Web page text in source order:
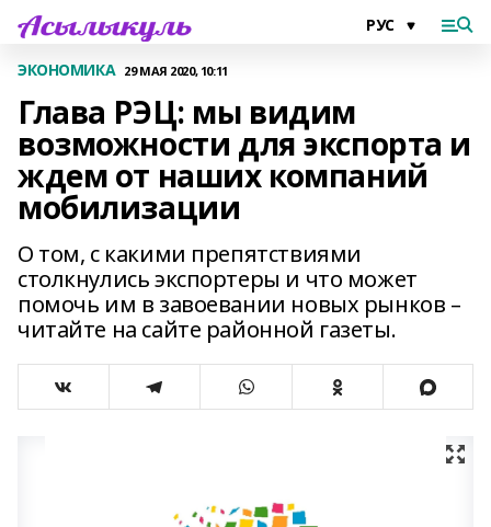
ЭКОНОМИКА 29 МАЯ 2020, 10:11
Глава РЭЦ: мы видим
возможности для экспорта и
ждем от наших компаний
мобилизации
О том, с какими препятствиями
столкнулись экспортеры и что может
помочь им в завоевании новых рынков –
читайте на сайте районной газеты.